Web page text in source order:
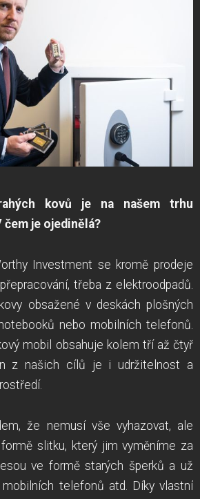
kovů je na našem trhu
čem je ojedinělá?
Investment se kromě prodeje
třeba z elektroodpadů.
obsažené v deskách plošných
nebo mobilních telefonů.
mobil obsahuje kolem tří až čtyř
z našich cílů je i udržitelnost a
že nemusí vše vyhazovat, ale
slitku, který jim vyměníme za
ve formě starých šperků a už
telefonů atd. Díky vlastní